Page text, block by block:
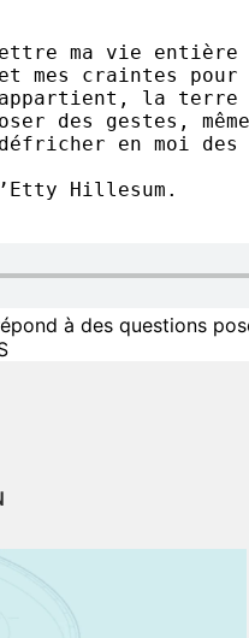
ma vie entière
mes craintes
la
des gestes,
en moi
Hillesum.
à des questions